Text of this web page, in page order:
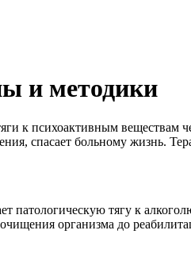
и методики
к психоактивным веществам
спасает больному жизнь.
тягу к
организма до